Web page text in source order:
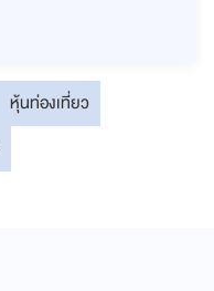
หุ้นท่องเที่ยว